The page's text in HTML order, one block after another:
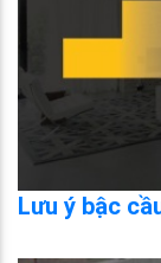
Lưu ý bậc